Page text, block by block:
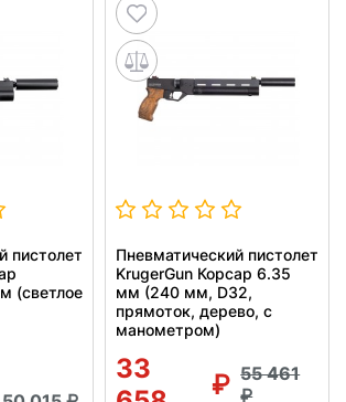
пистолет
(светлое
Пневматический пистолет
KrugerGun Корсар 6.35
мм (240 мм, D32,
прямоток, дерево, с
манометром)
33
55 461